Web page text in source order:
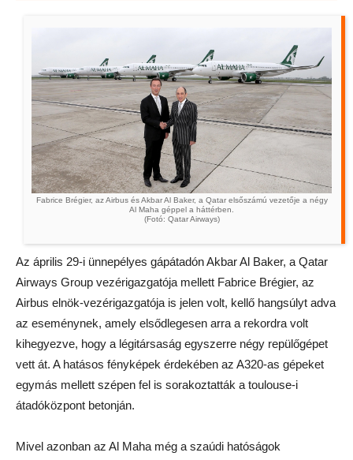
Fabrice Brégier, az Airbus és Akbar Al Baker, a Qatar elsőszámú vezetője a négy
Al Maha géppel a háttérben.
(Fotó: Qatar Airways)
Az április 29-i ünnepélyes gápátadón Akbar Al Baker, a Qatar
Airways Group vezérigazgatója mellett Fabrice Brégier, az
Airbus elnök-vezérigazgatója is jelen volt, kellő hangsúlyt adva
az eseménynek, amely elsődlegesen arra a rekordra volt
kihegyezve, hogy a légitársaság egyszerre négy repülőgépet
vett át. A hatásos fényképek érdekében az A320-as gépeket
egymás mellett szépen fel is sorakoztatták a toulouse-i
átadóközpont betonján.
Mivel azonban az Al Maha még a szaúdi hatóságok